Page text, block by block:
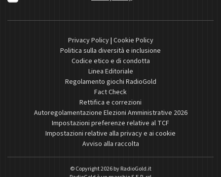
Privacy Policy| Cookie Policy
Politica sulla diversità e inclusione
Codice etico e di condotta
Linea Editoriale
Regolamento giochi RadioGold
Fact Check
Rettifica e correzioni
Autoregolamentazione Elezioni Amministrative 2026
Impostazioni preferenze relative al TCF
Impostazioni relative alla privacy e ai cookie
Avviso alla raccolta
© Copyright 2026 byRadioGold.it